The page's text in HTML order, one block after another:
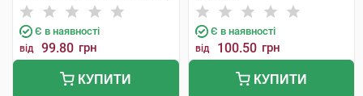
Тідж
Є в наявності
від 99.80 грн
КУПИТИ
Є в наявності
від 100.50 грн
КУПИТИ